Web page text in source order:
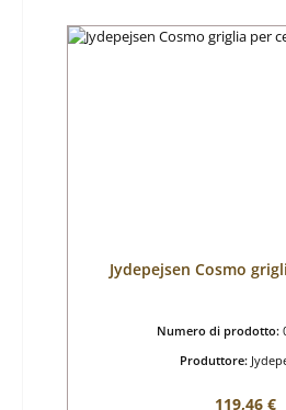
Jydepejsen Cosmo
Numero di prodotto:
Produttore:
Prezzo
119,46 €